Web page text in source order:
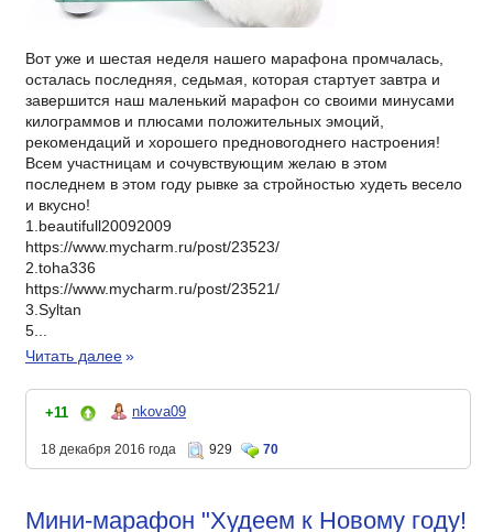
Вот уже и шестая неделя нашего марафона промчалась,
осталась последняя, седьмая, которая стартует завтра и
завершится наш маленький марафон со своими минусами
килограммов и плюсами положительных эмоций,
рекомендаций и хорошего предновогоднего настроения!
Всем участницам и сочувствующим желаю в этом
последнем в этом году рывке за стройностью худеть весело
и вкусно!
1.beautifull20092009
https://www.mycharm.ru/post/23523/
2.toha336
https://www.mycharm.ru/post/23521/
3.Syltan
5...
Читать далее»
+11 nkova09
18 декабря 2016 года 929 70
Мини-марафон "Худеем к Новому году!